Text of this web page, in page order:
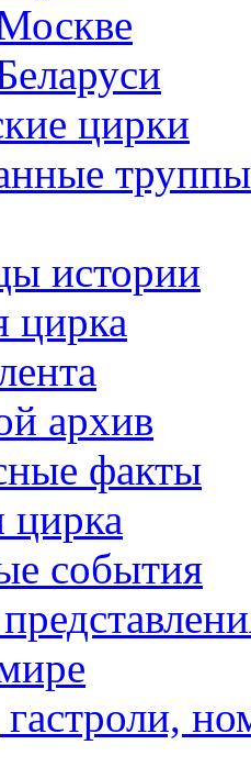
цирки
труппы
истории
цирка
архив
факты
цирка
события